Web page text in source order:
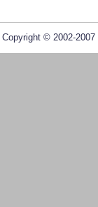
Copyright © 2002-2007